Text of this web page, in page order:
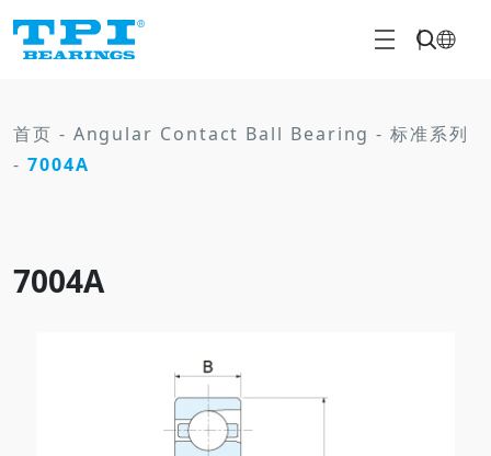
首页 - Angular Contact Ball Bearing -标准系列
- 7004A
7004A